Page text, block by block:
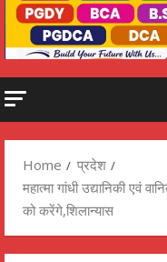
Home
प्रदेश
महात्मा गांधी उद्यानिकी एवं
को करेंगे,शिलान्यास